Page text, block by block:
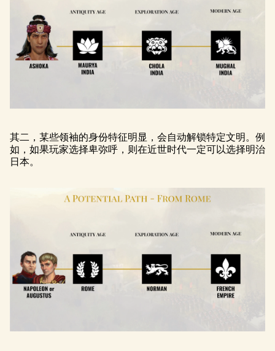
其二，某些领袖的身份特征明显，会自动解锁特定文明。例
如，如果玩家选择卑弥呼，则在近世时代一定可以选择明治
日本。